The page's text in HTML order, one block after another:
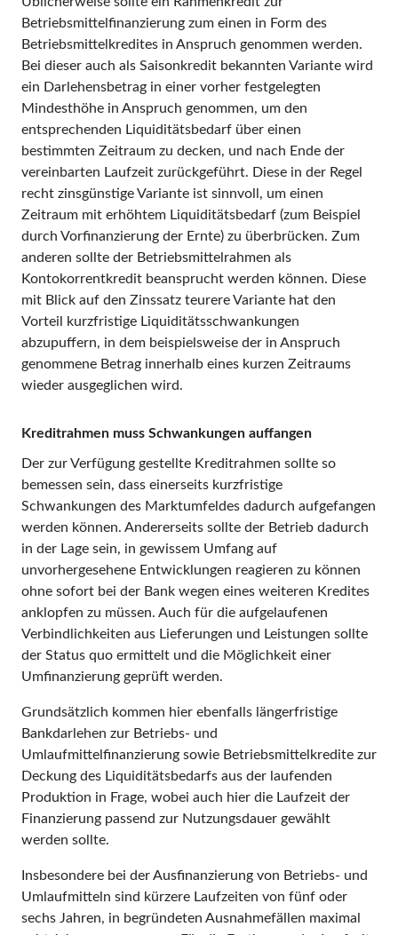
Betriebsmittelfinanzierung zum einen in Form des
Betriebsmittelkredites in Anspruch genommen werden.
Bei dieser auch als Saisonkredit bekannten Variante wird
ein Darlehensbetrag in einer vorher festgelegten
Mindesthöhe in Anspruch genommen, um den
entsprechenden Liquiditätsbedarf über einen
bestimmten Zeitraum zu decken, und nach Ende der
vereinbarten Laufzeit zurückgeführt. Diese in der Regel
recht zinsgünstige Variante ist sinnvoll, um einen
Zeitraum mit erhöhtem Li­quiditätsbedarf (zum Beispiel
durch Vorfinanzierung der Ernte) zu überbrücken. Zum
anderen sollte der Betriebsmittelrahmen als
Kontokorrentkredit beansprucht werden können. Diese
mit Blick auf den Zinssatz teurere Variante hat den
Vorteil kurzfristige Liquiditätsschwankungen
abzupuffern, in dem beispielsweise der in Anspruch
genommene Betrag innerhalb eines kurzen Zeitraums
wieder ausgeglichen wird.
Kreditrahmen muss Schwankungen auffangen
Der zur Verfügung gestellte Kreditrahmen sollte so
bemessen sein, dass einerseits kurzfristige
Schwankungen des Marktumfeldes dadurch aufgefangen
werden können. Andererseits sollte der Betrieb dadurch
in der Lage sein, in gewissem Umfang auf
unvorhergesehene Entwicklungen reagieren zu können
ohne sofort bei der Bank wegen eines weiteren Kredites
anklopfen zu müssen. Auch für die aufgelaufenen
Verbindlichkeiten aus Lieferungen und Leistungen sollte
der Status quo ermittelt und die Möglichkeit einer
Umfinanzierung geprüft werden.
Grundsätzlich kommen hier ebenfalls längerfristige
Bankdarlehen zur Betriebs- und
Umlaufmittelfinanzierung sowie Betriebsmittelkredite zur
Deckung des Liquiditätsbedarfs aus der laufenden
Produktion in Frage, wobei auch hier die Laufzeit der
Finanzierung passend zur Nutzungsdauer gewählt
werden sollte.
Insbesondere bei der Ausfinanzierung von Betriebs- und
Umlaufmitteln sind kürzere Laufzeiten von fünf oder
sechs Jahren, in begründeten Ausnahmefällen maximal